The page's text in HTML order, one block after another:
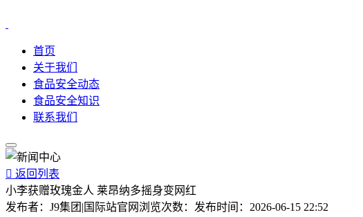
首页
关于我们
食品安全动态
食品安全知识
联系我们
 返回列表
小李获赠玫瑰金人 莱昂纳多摇身变网红
发布者： J9集团|国际站官网 浏览次数： 发布时间： 2026-06-15 22:52